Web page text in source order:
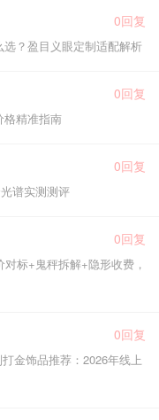
0回复
？盈目义眼定制适配解析
0回复
格精准指南
0回复
谱实测测评
0回复
标+鬼秤拆解+隐形收费，
0回复
金饰品推荐：2026年线上